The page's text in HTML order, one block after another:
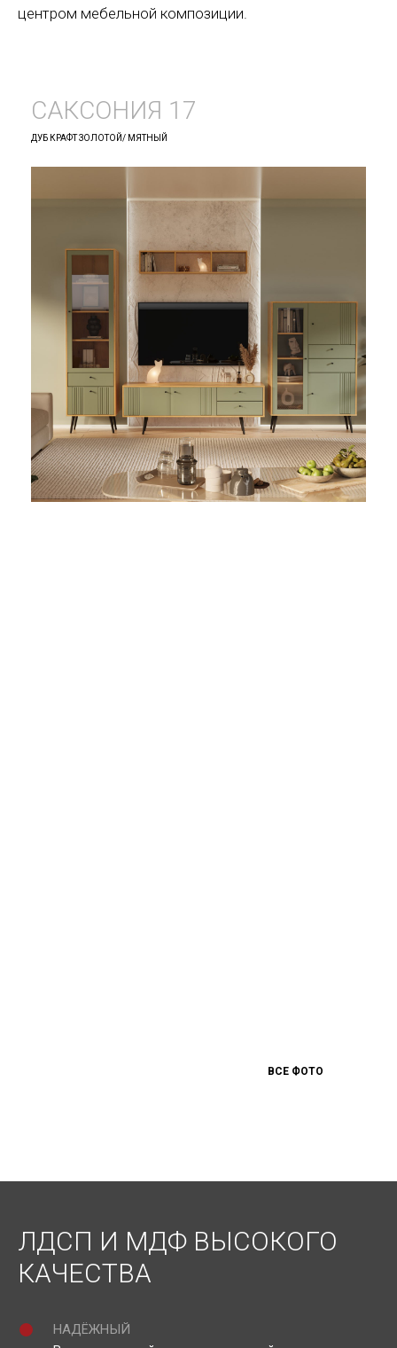
центром мебельной композиции.
САКСОНИЯ 17
ДУБ КРАФТ ЗОЛОТОЙ/ МЯТНЫЙ
ВСЕ ФОТО
ЛДСП И МДФ ВЫСОКОГО
КАЧЕСТВА
НАДЁЖНЫЙ